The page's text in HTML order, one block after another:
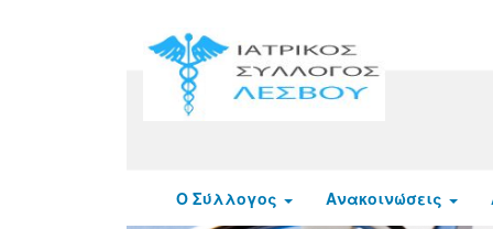
Ο Σύλλογος Ανακοινώσεις